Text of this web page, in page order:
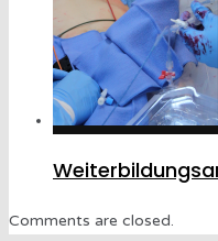
Comments are closed.